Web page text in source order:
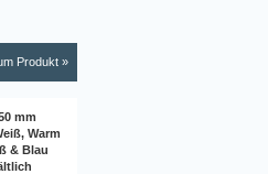
Produkt »
mm
Warm
& Blau